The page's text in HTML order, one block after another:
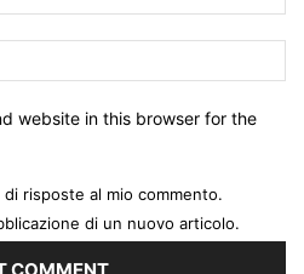
website in this browser for the
risposte al mio commento.
di un nuovo articolo.